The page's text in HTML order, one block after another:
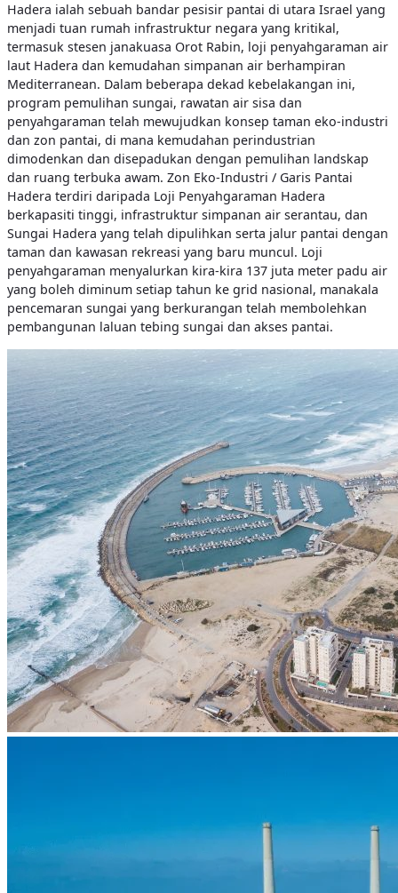
Hadera ialah sebuah bandar pesisir pantai di utara Israel yang
menjadi tuan rumah infrastruktur negara yang kritikal,
termasuk stesen janakuasa Orot Rabin, loji penyahgaraman air
laut Hadera dan kemudahan simpanan air berhampiran
Mediterranean. Dalam beberapa dekad kebelakangan ini,
program pemulihan sungai, rawatan air sisa dan
penyahgaraman telah mewujudkan konsep taman eko-industri
dan zon pantai, di mana kemudahan perindustrian
dimodenkan dan disepadukan dengan pemulihan landskap
dan ruang terbuka awam. Zon Eko-Industri / Garis Pantai
Hadera terdiri daripada Loji Penyahgaraman Hadera
berkapasiti tinggi, infrastruktur simpanan air serantau, dan
Sungai Hadera yang telah dipulihkan serta jalur pantai dengan
taman dan kawasan rekreasi yang baru muncul. Loji
penyahgaraman menyalurkan kira-kira 137 juta meter padu air
yang boleh diminum setiap tahun ke grid nasional, manakala
pencemaran sungai yang berkurangan telah membolehkan
pembangunan laluan tebing sungai dan akses pantai.